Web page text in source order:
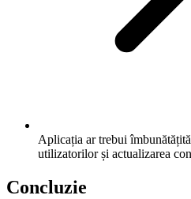
Aplicația ar trebui
utilizatorilor și actualizarea
Concluzie